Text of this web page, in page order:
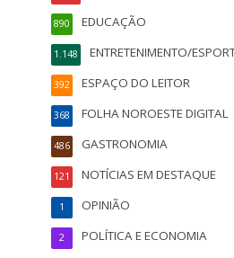
EDUCAÇÃO
890
ENTRETENIMENTO/
1.148
ESPAÇO DO LEITOR
392
FOLHA NOROESTE DIGITAL
368
GASTRONOMIA
486
NOTÍCIAS EM DESTAQUE
121
OPINIÃO
1
POLÍTICA E ECONOMIA
2